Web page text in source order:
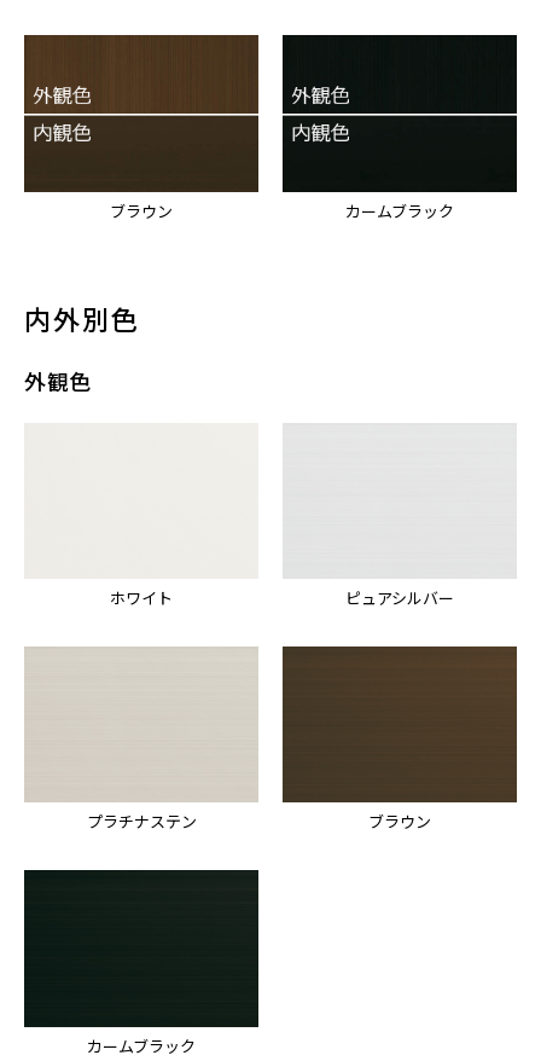
ブラウン カームブラック
内外別色
外観色
ホワイト ピュアシルバー
プラチナステン ブラウン
カームブラック